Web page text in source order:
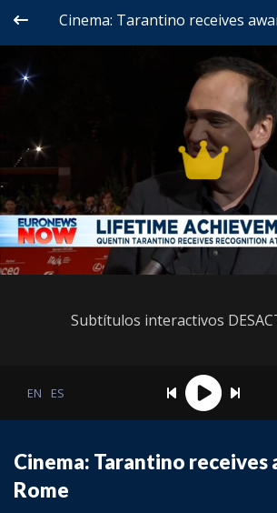
Cinema: Tarantino receives
Subtítulos interactivos
EN ES
Cinema: Tarantino receives
Rome